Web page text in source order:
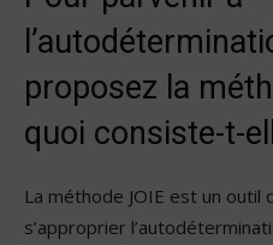
proposez la
quoi consiste-t-
La méthode JOIE est un
s’approprier